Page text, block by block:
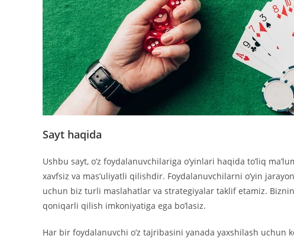
Sayt haqida
Ushbu sayt, o’z foydalanuvchilariga o’yinlari haqida to’liq
xavfsiz va mas’uliyatli qilishdir. Foydalanuvchilarni o’yin
uchun biz turli maslahatlar va strategiyalar taklif etamiz.
qoniqarli qilish imkoniyatiga ega bo’lasiz.
Har bir foydalanuvchi o’z tajribasini yanada yaxshilash uchun